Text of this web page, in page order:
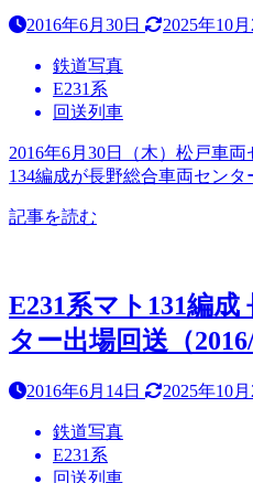
2016年6月30日 2025年10月
鉄道写真
E231系
回送列車
2016年6月30日（木）松戸車
134編成が長野総合車両センタ
記事を読む
E231系マト131編成
ター出場回送（2016/
2016年6月14日 2025年10月
鉄道写真
E231系
回送列車